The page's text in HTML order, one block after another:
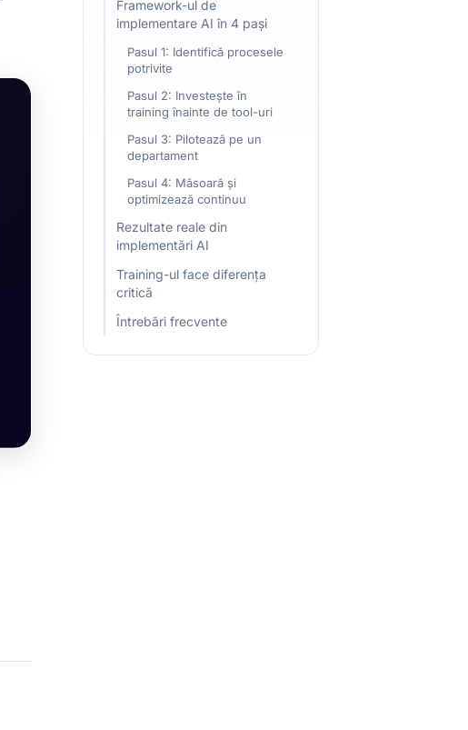
Framework-ul de
implementare AI în 4 pași
Pasul 1: Identifică procesele
potrivite
Pasul 2: Investește în
training înainte de tool-uri
Pasul 3: Pilotează pe un
departament
Pasul 4: Măsoară și
optimizează continuu
Rezultate reale din
implementări AI
Training-ul face diferența
critică
Întrebări frecvente